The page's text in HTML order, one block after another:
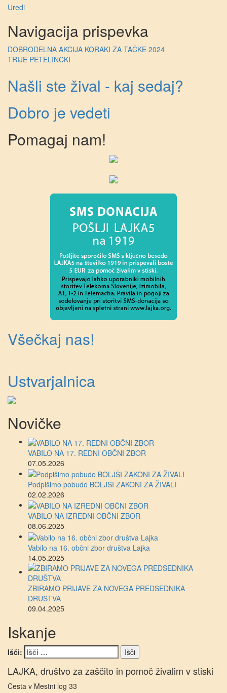
Uredi
Navigacija prispevka
DOBRODELNA AKCIJA KORAKI ZA TAČKE 2024
TRIJE PETELINČKI
Našli ste žival - kaj sedaj?
Dobro je vedeti
Pomagaj nam!
Všečkaj nas!
Ustvarjalnica
Novičke
VABILO NA 17. REDNI OBČNI ZBOR
07.05.2026
Podpišimo pobudo BOLJŠI ZAKONI ZA ŽIVALI
02.02.2026
VABILO NA IZREDNI OBČNI ZBOR
08.06.2025
Vabilo na 16. občni zbor društva Lajka
14.05.2025
ZBIRAMO PRIJAVE ZA NOVEGA PREDSEDNIKA
DRUŠTVA
09.04.2025
Iskanje
Išči:
LAJKA, društvo za zaščito in pomoč živalim v stiski
Cesta v Mestni log 33